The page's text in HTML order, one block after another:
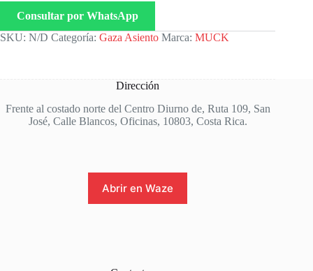
Consultar por WhatsApp
SKU: N/D Categoría: Gaza Asiento Marca: MUCK
Dirección
Frente al costado norte del Centro Diurno de, Ruta 109, San
José, Calle Blancos, Oficinas, 10803, Costa Rica.
Abrir en Waze